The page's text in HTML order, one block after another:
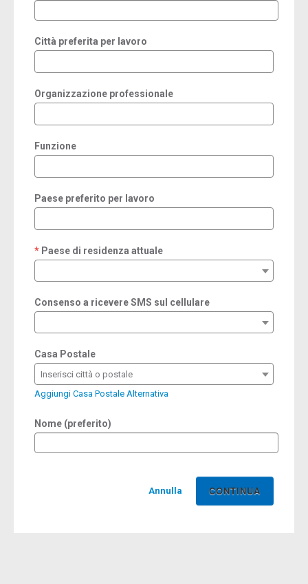
Città preferita per lavoro
Organizzazione professionale
Funzione
Paese preferito per lavoro
Paese di residenza attuale
required
Consenso a ricevere SMS sul cellulare
Casa Postale
Inserisci città o postale
Aggiungi Casa Postale Alternativa
Nome (preferito)
Annulla